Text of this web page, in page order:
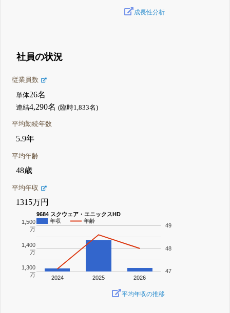
成長性分析
社員の状況
従業員数
単体26名
連結4,290名(臨時1,833名)
平均勤続年数
5.9年
平均年齢
48歳
平均年収
1315万円
9684 スクウェア・エニックスHD
年収
年齢
2024 2025 2026
1,300
万
1,400
万
1,500
万
47
48
49
平均年収の推移